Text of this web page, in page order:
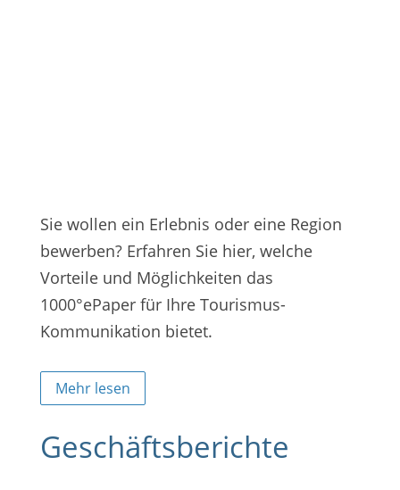
Sie wollen ein Erlebnis oder eine Region
bewerben? Erfahren Sie hier, welche
Vorteile und Möglichkeiten das
1000°ePaper für Ihre Tourismus-
Kommunikation bietet.
Mehr lesen
Geschäftsberichte